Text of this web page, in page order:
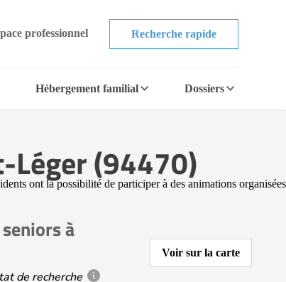
professionnel Recherche rapide
Hébergement familial Dossiers
Léger (94470)
ont la possibilité de participer à des animations organisées
à
de recherche
Voir sur la carte